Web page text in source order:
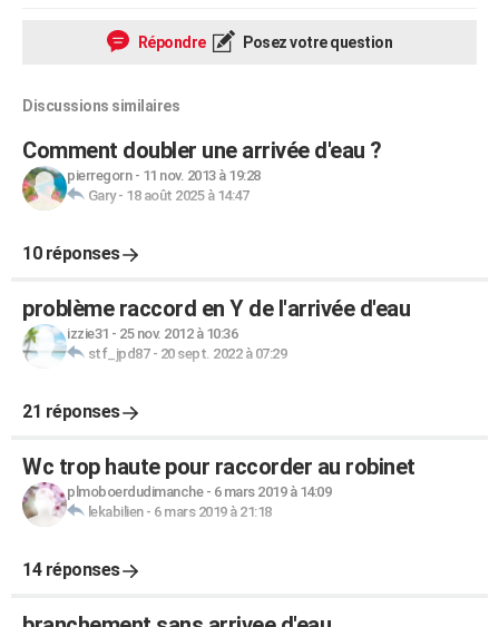
Répondre Posez votre question
Discussions similaires
Comment doubler une arrivée d'eau ?
pierregorn- 11 nov. 2013 à 19:28
Gary- 18 août 2025 à 14:47
10 réponses
problème raccord en Y de l'arrivée d'eau
izzie31 - 25 nov. 2012 à 10:36
stf_jpd87- 20 sept. 2022 à 07:29
21 réponses
Wc trop haute pour raccorder au robinet
plmoboerdudimanche- 6 mars 2019 à 14:09
lekabilien- 6 mars 2019 à 21:18
14 réponses